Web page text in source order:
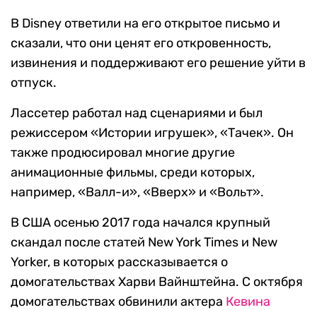
В Disney ответили на его открытое письмо и
сказали, что они ценят его откровенность,
извинения и поддерживают его решение уйти в
отпуск.
Лассетер работал над сценариями и был
режиссером «Истории игрушек», «Тачек». Он
также продюсировал многие другие
анимационные фильмы, среди которых,
например, «Валл-и», «Вверх» и «Вольт».
В США осенью 2017 года начался крупный
скандал после статей New York Times и New
Yorker, в которых рассказывается о
домогательствах Харви Вайнштейна. С октября
домогательствах обвинили актера Кевина